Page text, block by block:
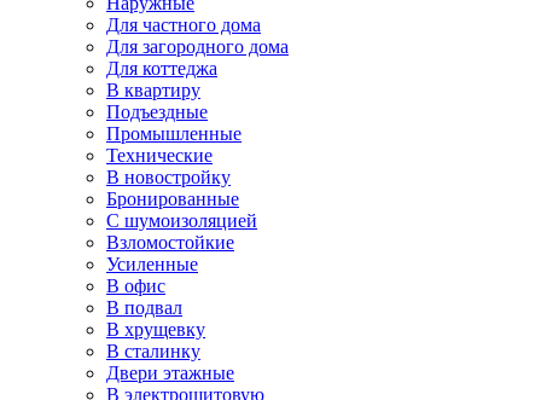
Для частного дома
Для загородного дома
Для коттеджа
В квартиру
Подъездные
Промышленные
Технические
В новостройку
Бронированные
С шумоизоляцией
Взломостойкие
Усиленные
В офис
В подвал
В хрущевку
В сталинку
Двери этажные
В электрощитовую